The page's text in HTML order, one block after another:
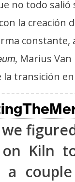
no todo
la creación
constante,
Marius
transición en
Kiln
a